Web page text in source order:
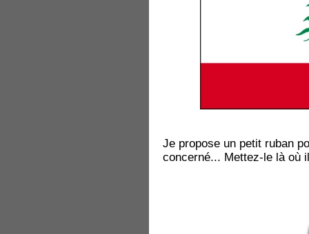
Je propose un petit ruban
concerné... Mettez-le là où